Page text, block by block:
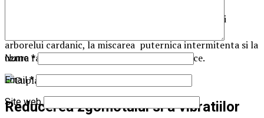
necorespunzatoare este rezultatul unei asamblari si
arborelui cardanic, la miscarea puternica intermitenta si la
uzura rapida a pieselor de transmisii cardanice.
Reducerea zgomotului si a vibratiilor
Nume *
Email*
Site web